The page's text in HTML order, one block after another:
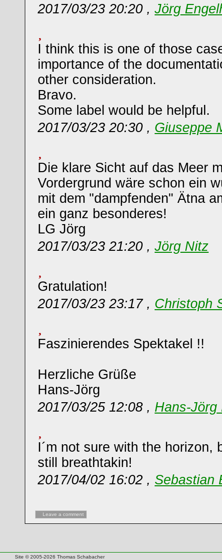
2017/03/23 20:20 , Jörg
I think this is one of those
importance of the
other consideration.
Bravo.
Some label would be helpful.
2017/03/23 20:30 , Giuseppe
Die klare Sicht auf das Meer
Vordergrund wäre schon ein
mit dem "dampfenden" Ätna
ein ganz besonderes!
LG Jörg
2017/03/23 21:20 , Jörg Nitz
Gratulation!
2017/03/23 23:17 , Christoph
Faszinierendes Spektakel !!
Herzliche Grüße
Hans-Jörg
2017/03/25 12:08 , Hans-Jörg
I´m not sure with the horizon,
still breathtakin!
2017/04/02 16:02 , Sebastian
Leave a comment
Site © 2005-2026 Thomas Schabacher